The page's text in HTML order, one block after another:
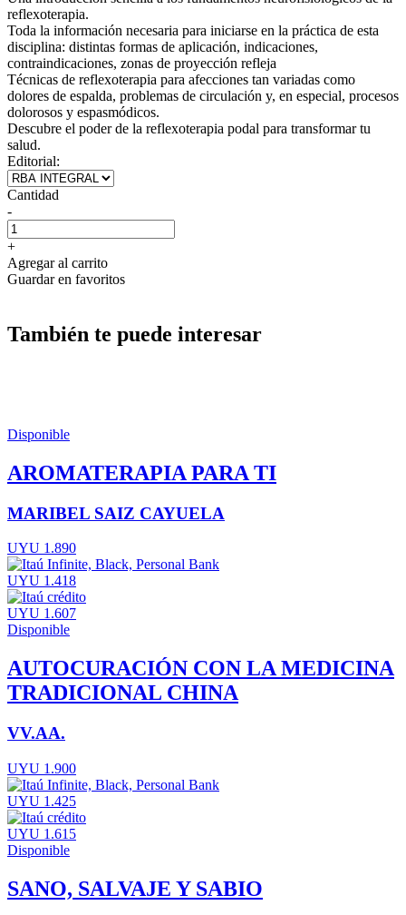
reflexoterapia.
Toda la información necesaria para iniciarse en la práctica de esta
disciplina: distintas formas de aplicación, indicaciones,
contraindicaciones, zonas de proyección refleja
Técnicas de reflexoterapia para afecciones tan variadas como
dolores de espalda, problemas de circulación y, en especial, procesos
dolorosos y espasmódicos.
Descubre el poder de la reflexoterapia podal para transformar tu
salud.
Editorial:
Cantidad
-
+
Agregar al carrito
Guardar en favoritos
También te puede interesar
Disponible
AROMATERAPIA PARA TI
MARIBEL SAIZ CAYUELA
UYU 1.890
UYU 1.418
UYU 1.607
Disponible
AUTOCURACIÓN CON LA MEDICINA
TRADICIONAL CHINA
VV.AA.
UYU 1.900
UYU 1.425
UYU 1.615
Disponible
SANO, SALVAJE Y SABIO